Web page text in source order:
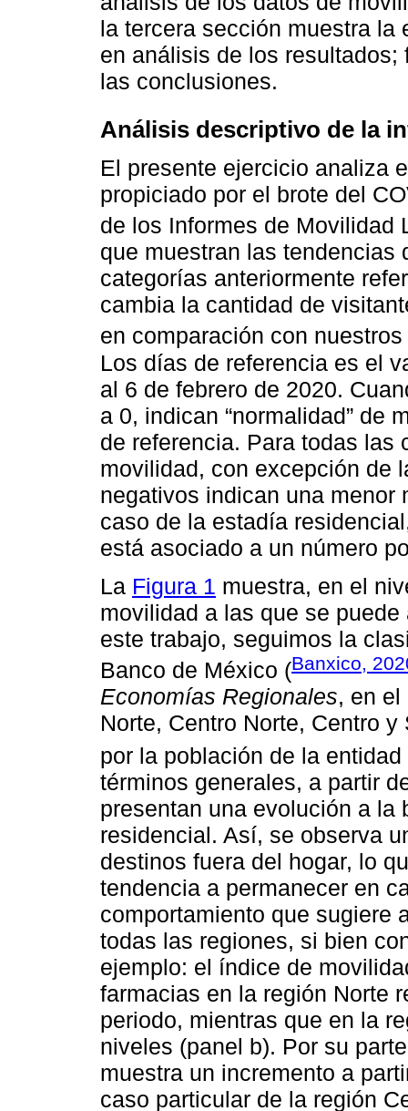
la tercera sección muestra
en análisis de los
las conclusiones.
Análisis descriptivo de la
El presente ejercicio analiza
propiciado por el brote del
de los Informes de Movilidad
que muestran las tendencias
categorías anteriormente
cambia la cantidad de
en comparación con
Los días de referencia es el
al 6 de febrero de 2020.
a 0, indican “normalidad” de
de referencia. Para todas las
movilidad, con excepción de
negativos indican una
caso de la estadía
está asociado a un número
La Figura 1 muestra, en el
movilidad a las que se
este trabajo, seguimos la
Banco de México (Banxico,
Economías Regionales, en
Norte, Centro Norte, Centro
por la población de la
términos generales, a partir
presentan una evolución a
residencial. Así, se observa
destinos fuera del hogar, lo
tendencia a permanecer en
comportamiento que sugiere
todas las regiones, si bien
ejemplo: el índice de
farmacias en la región Norte
periodo, mientras que en la
niveles (panel b). Por su
muestra un incremento a
caso particular de la región